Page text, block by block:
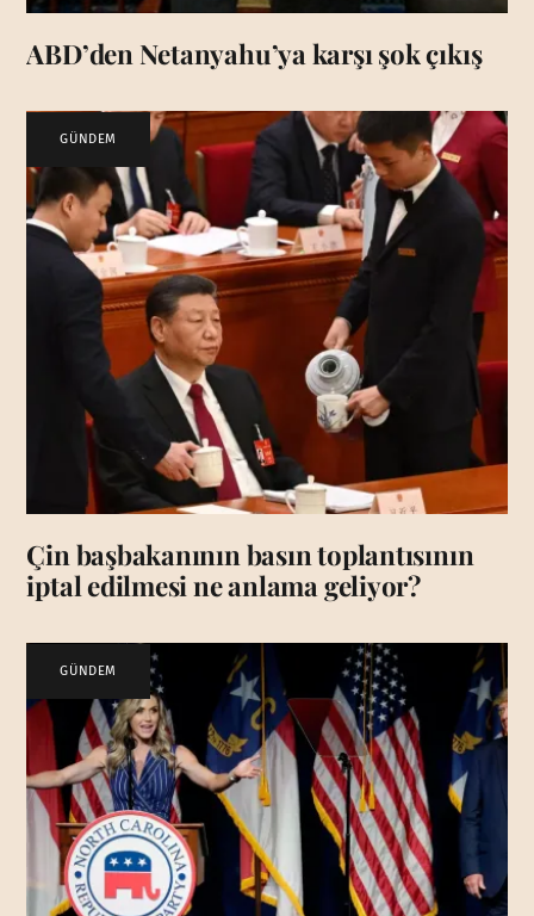
ABD’den Netanyahu’ya karşı şok çıkış
GÜNDEM
Çin başbakanının basın toplantısının
iptal edilmesi ne anlama geliyor?
GÜNDEM